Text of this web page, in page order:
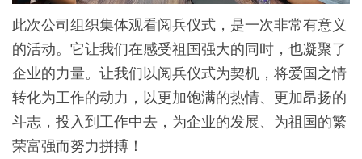
此次公司组织集体观看阅兵仪式，是一次非常有意义
的活动。它让我们在感受祖国强大的同时，也凝聚了
企业的力量。让我们以阅兵仪式为契机，将爱国之情
转化为工作的动力，以更加饱满的热情、更加昂扬的
斗志，投入到工作中去，为企业的发展、为祖国的繁
荣富强而努力拼搏！